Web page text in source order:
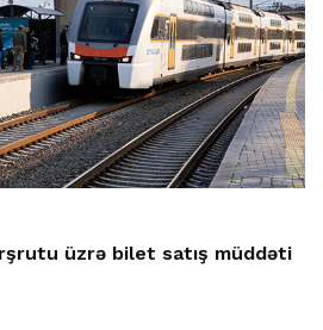
üzrə bilet satış müddəti